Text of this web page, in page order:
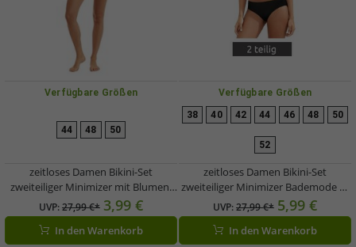
Verfügbare Größen
44 48 50
zeitloses Damen Bikini-Set
zweiteiliger Minimizer mit Blumen-
Print Bademode E-Körbchen 926697
Schwarz/Bunt
UVP:27,99 €* 3,99 €
In den Warenkorb
Verfügbare Größen
38 40 42 44 46 48 50
52
zeitloses Damen Bikini-Set
zweiteiliger Minimizer Bademode D-
Körbchen 960175 Schwarz
UVP:27,99 €* 5,99 €
In den Warenkorb